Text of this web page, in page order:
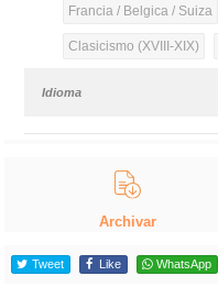
Francia / Belgica / Suiza
Clasicismo (XVIII-XIX)
Idioma
Archivar
Tweet Like WhatsApp